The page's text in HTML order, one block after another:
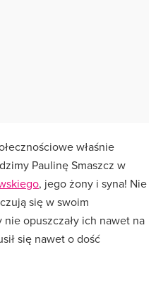
właśnie
Paulinę Smaszcz w
, jego żony i syna! Nie
się w swoim
opuszczały ich nawet na
się nawet o dość